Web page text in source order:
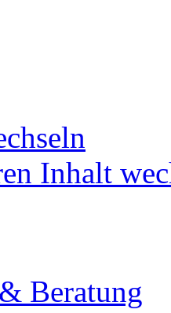
Inhalt
Beratung